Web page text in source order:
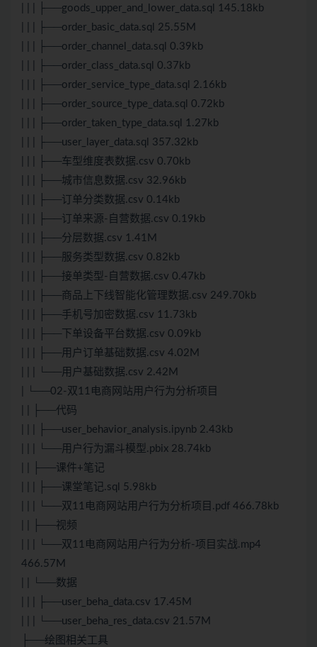
| | | ├──goods_upper_and_lower_data.sql 145.18kb
| | | ├──order_basic_data.sql 25.55M
| | | ├──order_channel_data.sql 0.39kb
| | | ├──order_class_data.sql 0.37kb
| | | ├──order_service_type_data.sql 2.16kb
| | | ├──order_source_type_data.sql 0.72kb
| | | ├──order_taken_type_data.sql 1.27kb
| | | ├──user_layer_data.sql 357.32kb
| | | ├──车型维度表数据.csv 0.70kb
| | | ├──城市信息数据.csv 32.96kb
| | | ├──订单分类数据.csv 0.14kb
| | | ├──订单来源-自营数据.csv 0.19kb
| | | ├──分层数据.csv 1.41M
| | | ├──服务类型数据.csv 0.82kb
| | | ├──接单类型-自营数据.csv 0.47kb
| | | ├──商品上下线智能化管理数据.csv 249.70kb
| | | ├──手机号加密数据.csv 11.73kb
| | | ├──下单设备平台数据.csv 0.09kb
| | | ├──用户订单基础数据.csv 4.02M
| | | └──用户基础数据.csv 2.42M
| └──02-双11电商网站用户行为分析项目
| | ├──代码
| | | ├──user_behavior_analysis.ipynb 2.43kb
| | | └──用户行为漏斗模型.pbix 28.74kb
| | ├──课件+笔记
| | | ├──课堂笔记.sql 5.98kb
| | | └──双11电商网站用户行为分析项目.pdf 466.78kb
| | ├──视频
| | | └──双11电商网站用户行为分析-项目实战.mp4
466.57M
| | └──数据
| | | ├──user_beha_data.csv 17.45M
| | | └──user_beha_res_data.csv 21.57M
├──绘图相关工具